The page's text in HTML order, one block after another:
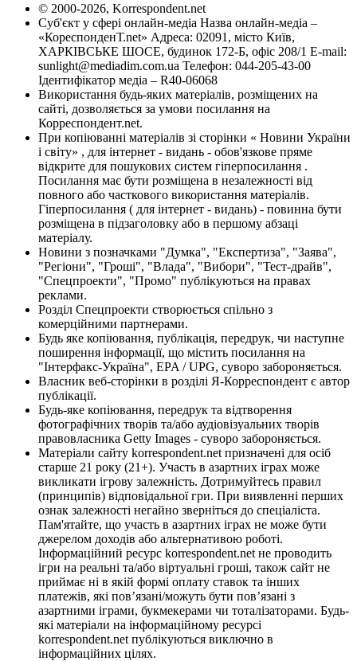
© 2000-2026, Korrespondent.net
Суб'єкт у сфері онлайн-медіа Назва онлайн-медіа –
«КореспонденТ.net» Адреса: 02091, місто Київ,
ХАРКІВСЬКЕ ШОСЕ, будинок 172-Б, офіс 208/1 E-mail:
sunlight@mediadim.com.ua Телефон: 044-205-43-00
Ідентифікатор медіа – R40-06068
Використання будь-яких матеріалів, розміщених на
сайті, дозволяється за умови посилання на
Корреспондент.net.
При копіюванні матеріалів зі сторінки « Новини України
і світу» , для інтернет - видань - обов'язкове пряме
відкрите для пошукових систем гіперпосилання .
Посилання має бути розміщена в незалежності від
повного або часткового використання матеріалів.
Гіперпосилання ( для інтернет - видань) - повинна бути
розміщена в підзаголовку або в першому абзаці
матеріалу.
Новини з позначками "Думка", "Експертиза", "Заява",
"Регіони", "Гроші", "Влада", "Вибори", "Тест-драйв",
"Спецпроекти", "Промо" публікуються на правах
реклами.
Розділ Спецпроекти створюється спільно з
комерційними партнерами.
Будь яке копіювання, публікація, передрук, чи наступне
поширення інформації, що містить посилання на
"Інтерфакс-Україна", EPA / UPG, суворо забороняється.
Власник веб-сторінки в розділі Я-Корреспондент є автор
публікації.
Будь-яке копіювання, передрук та відтворення
фотографічних творів та/або аудіовізуальних творів
правовласника Getty Images - суворо забороняється.
Матеріали сайту korrespondent.net призначені для осіб
старше 21 року (21+). Участь в азартних іграх може
викликати ігрову залежність. Дотримуйтесь правил
(принципів) відповідальної гри. При виявленні перших
ознак залежності негайно зверніться до спеціаліста.
Пам'ятайте, що участь в азартних іграх не може бути
джерелом доходів або альтернативою роботі.
Інформаційний ресурс korrespondent.net не проводить
ігри на реальні та/або віртуальні гроші, також сайт не
приймає ні в якій формі оплату ставок та інших
платежів, які пов’язані/можуть бути пов’язані з
азартними іграми, букмекерами чи тоталізаторами. Будь-
які матеріали на інформаційному ресурсі
korrespondent.net публікуються виключно в
інформаційних цілях.